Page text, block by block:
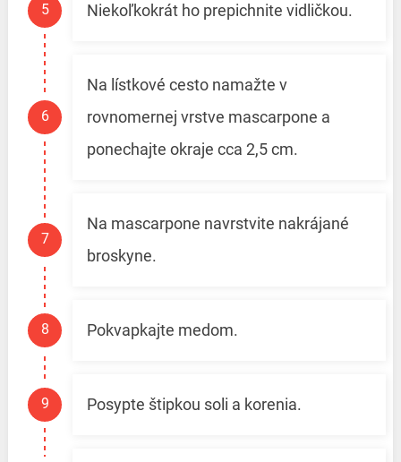
Niekoľkokrát ho prepichnite vidličkou.
Na lístkové cesto namažte v
rovnomernej vrstve mascarpone a
ponechajte okraje cca 2,5 cm.
Na mascarpone navrstvite nakrájané
broskyne.
Pokvapkajte medom.
Posypte štipkou soli a korenia.